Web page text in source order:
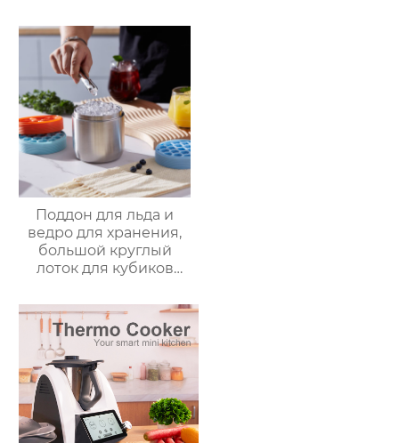
предустановленными
функциями Духовка
Электрическая
интеллектуальная
воздушная
фритюрница
Хрустящий Готовит
без масла
Поддон для льда и
ведро для хранения,
большой круглый
лоток для кубиков
силикона с крышкой,
изготовленный на
заказ